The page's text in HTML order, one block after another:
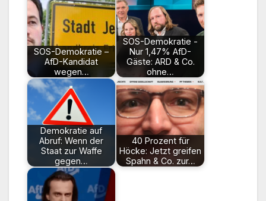
SOS-Demokratie –
AfD-Kandidat
wegen…
SOS-Demokratie -
Nur 1,47% AfD-
Gäste: ARD & Co.
ohne…
Demokratie auf
Abruf: Wenn der
Staat zur Waffe
gegen…
40 Prozent für
Höcke: Jetzt greifen
Spahn & Co. zur…